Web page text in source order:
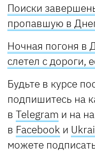
Поиски
пропавшую в
Ночная погоня в
слетел с дороги,
Будьте в курсе
подпишитесь на
в Telegram и на
в Facebook и U
можете